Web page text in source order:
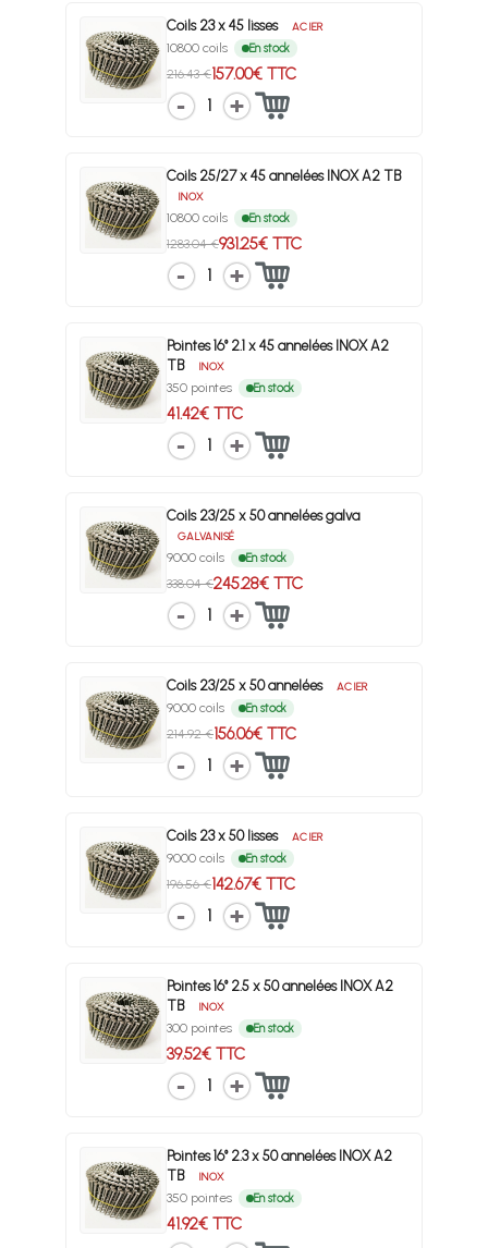
Coils 23 x 45 lisses ACIER
10800 coils En stock
216.43 €157.00€ TTC
1
Coils 25/27 x 45 annelées INOX A2 TB
INOX
10800 coils En stock
1283.04 €931.25€ TTC
1
Pointes 16° 2.1 x 45 annelées INOX A2
TB
INOX
350 pointes En stock
41.42€ TTC
1
Coils 23/25 x 50 annelées galva
GALVANISÉ
9000 coils En stock
338.04 €245.28€ TTC
1
Coils 23/25 x 50 annelées ACIER
9000 coils En stock
214.92 €156.06€ TTC
1
Coils 23 x 50 lisses ACIER
9000 coils En stock
196.56 €142.67€ TTC
1
Pointes 16° 2.5 x 50 annelées INOX A2
TB
INOX
300 pointes En stock
39.52€ TTC
1
Pointes 16° 2.3 x 50 annelées INOX A2
TB
INOX
350 pointes En stock
41.92€ TTC